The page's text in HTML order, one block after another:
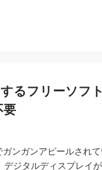
るフリーソフト
要
ンガンアピールされ
デジタルディスプレイ